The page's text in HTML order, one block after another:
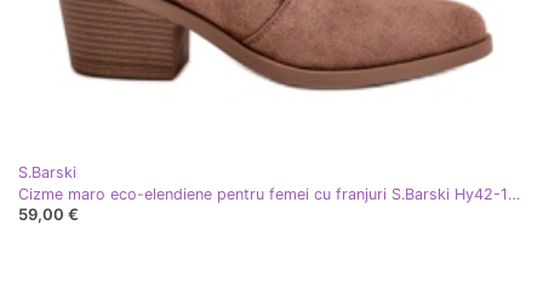
S.Barski
Cizme maro eco-elendiene pentru femei cu franjuri S.Barski Hy42-127 bej
59,00 €